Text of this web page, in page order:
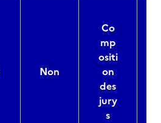
Non
Co
mp
ositi
on
des
jury
s